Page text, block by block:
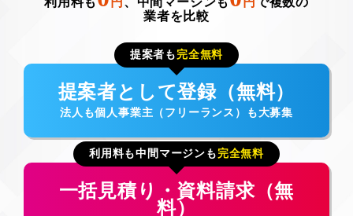
業者を比較
提案者も 完全無料
提案者として登録（無料）
法人も個人事業主（フリーランス）も大募集
利用料も中間マージンも 完全無料
一括見積り・資料請求（無
料）